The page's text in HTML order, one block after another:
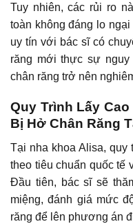
Tuy nhiên, các rủi ro
toàn không đáng lo
uy tín với bác sĩ có
răng mới thực sự nguy
chân răng trở nên
Quy Trình Lấy
Bị Hở Chân Răng
Tại nha khoa Alisa, quy
theo tiêu chuẩn quốc tế
Đầu tiên, bác sĩ sẽ
miệng, đánh giá mức
răng để lên phương án